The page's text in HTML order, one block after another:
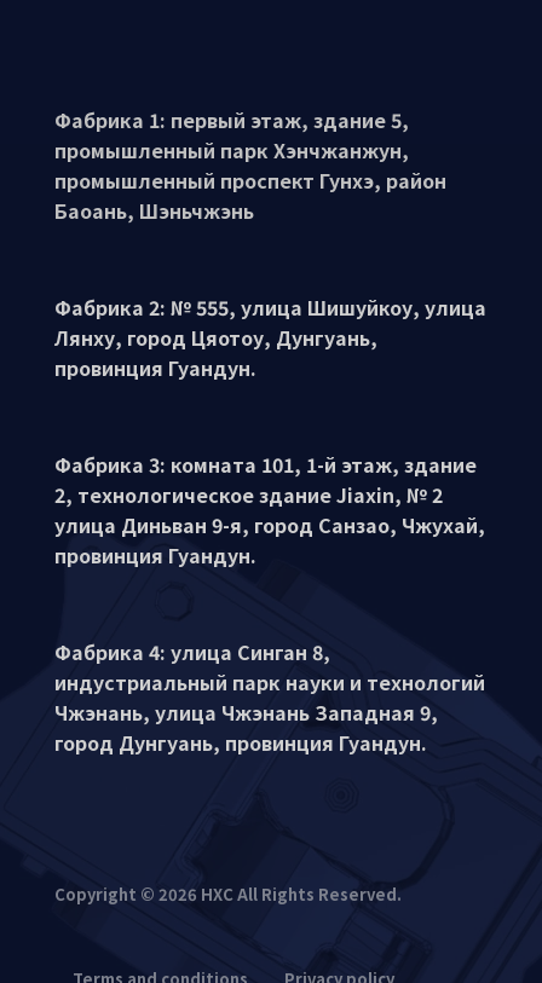
Фабрика 1: первый этаж, здание 5,
промышленный парк Хэнчжанжун,
промышленный проспект Гунхэ, район
Баоань, Шэньчжэнь
Фабрика 2: № 555, улица Шишуйкоу, улица
Лянху, город Цяотоу, Дунгуань,
провинция Гуандун.
Фабрика 3: комната 101, 1-й этаж, здание
2, технологическое здание Jiaxin, № 2
улица Диньван 9-я, город Санзао, Чжухай,
провинция Гуандун.
Фабрика 4: улица Синган 8,
индустриальный парк науки и технологий
Чжэнань, улица Чжэнань Западная 9,
город Дунгуань, провинция Гуандун.
Copyright © 2026 HXC All Rights Reserved.